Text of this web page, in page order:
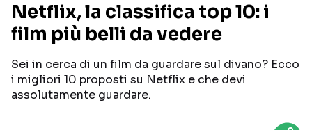
GENERI
PERSONAGGI
CANALI STREAMING
Categorie
Netflix, la classifica top 10: i
film più belli da vedere
Sei in cerca di un film da guardare sul divano? Ecco
i migliori 10 proposti su Netflix e che devi
assolutamente guardare.